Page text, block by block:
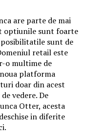
are parte de mai
optiunile sunt foarte
sunt de
retail este
o multime de
platforma
doar din acest
vedere. De
Otter, acesta
in diferite